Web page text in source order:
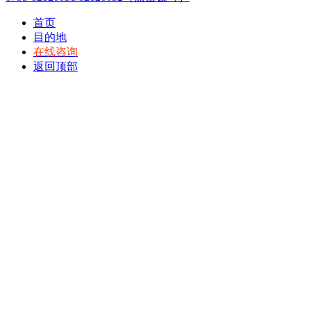
首页
目的地
在线咨询
返回顶部